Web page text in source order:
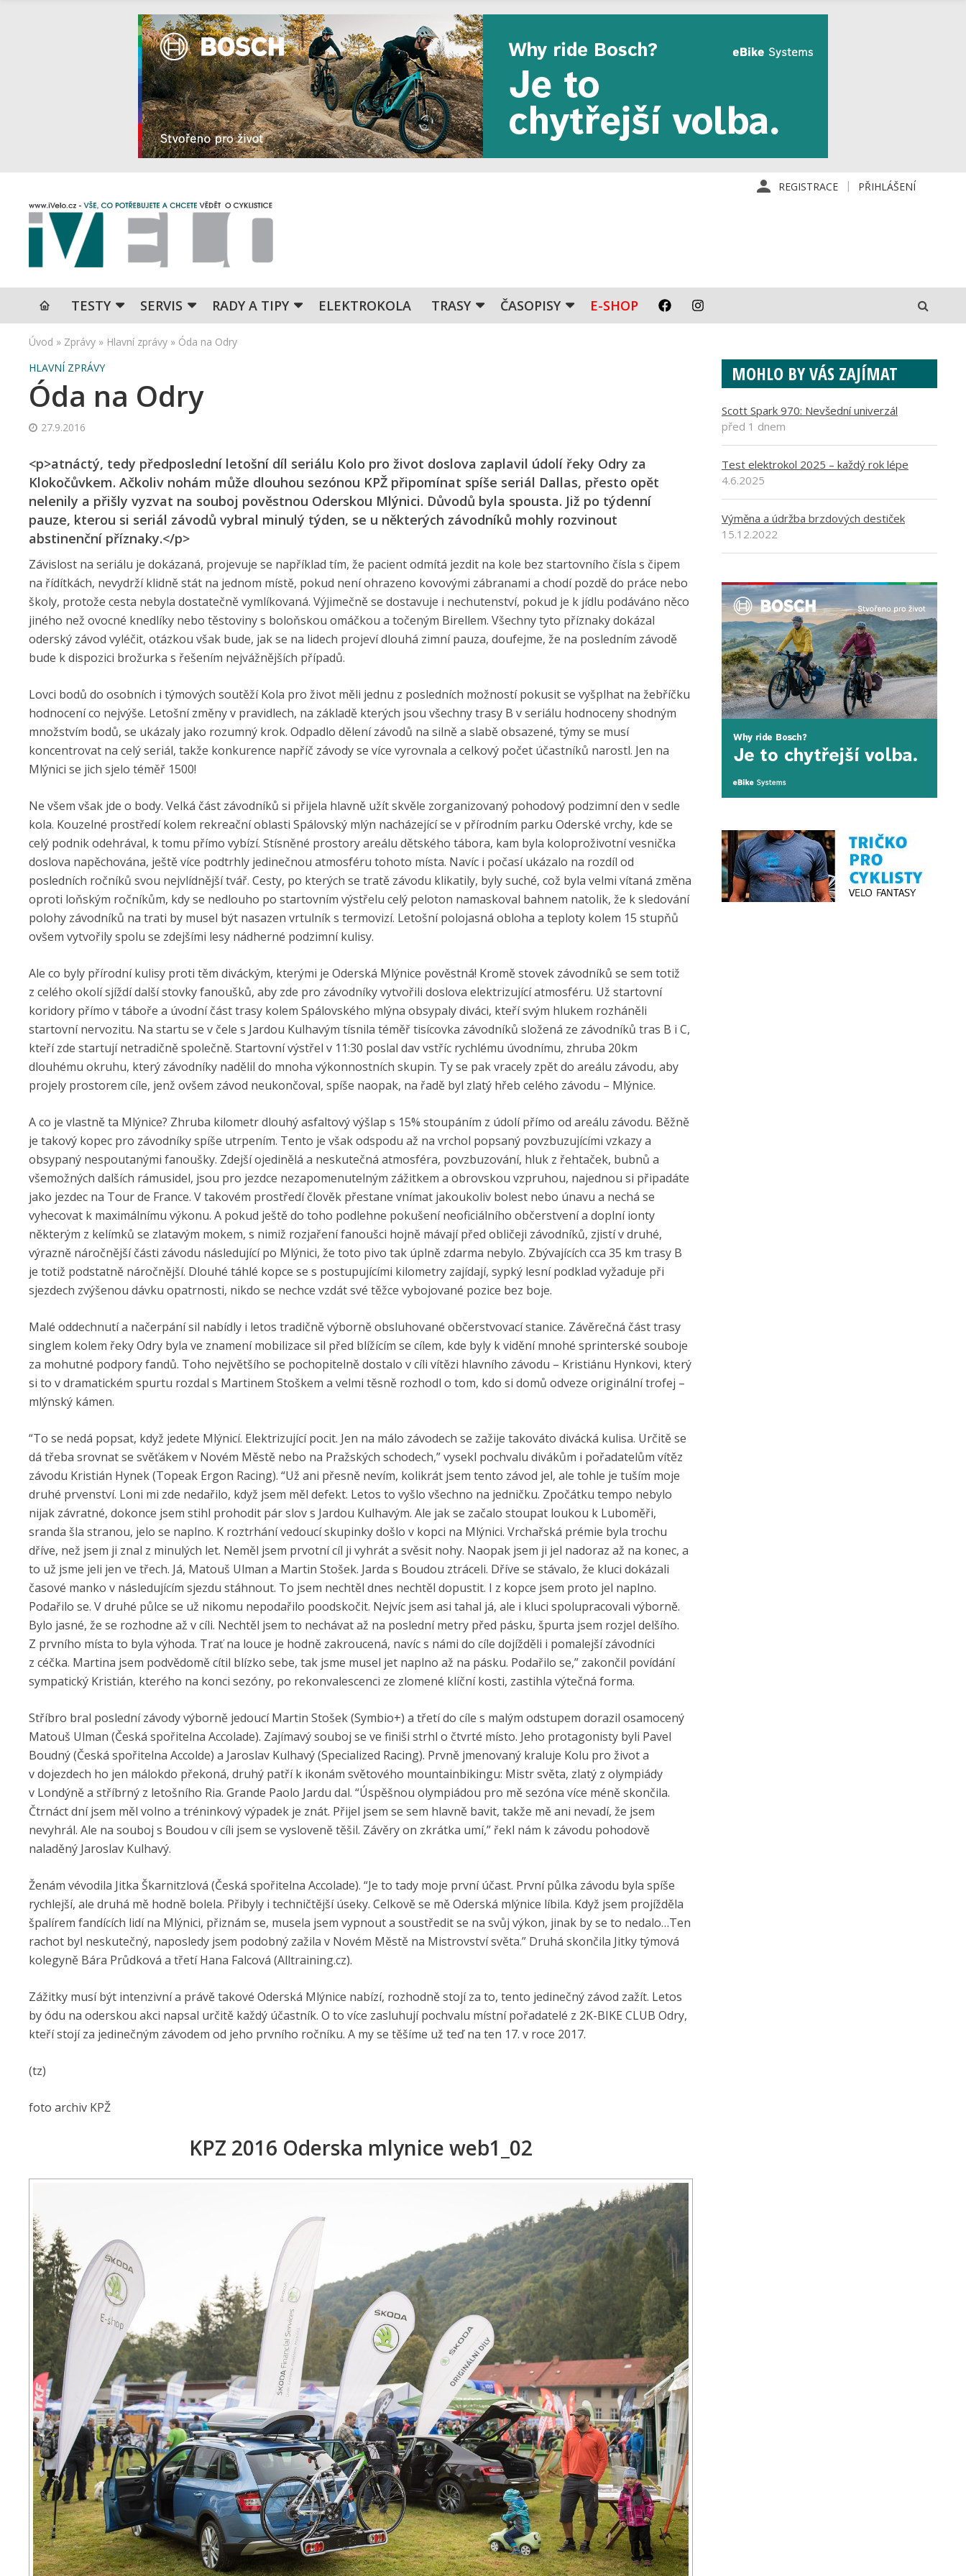
REGISTRACE PŘIHLÁŠENÍ
TESTY SERVIS RADY A TIPY ELEKTROKOLA TRASY ČASOPISY E-SHOP
Úvod » Zprávy » Hlavní zprávy » Óda na Odry
HLAVNÍ ZPRÁVY
Óda na Odry
27.9.2016
<p>atnáctý, tedy předposlední letošní díl seriálu Kolo pro život doslova zaplavil údolí řeky Odry za
Klokočůvkem. Ačkoliv nohám může dlouhou sezónou KPŽ připomínat spíše seriál Dallas, přesto opět
nelenily a přišly vyzvat na souboj pověstnou Oderskou Mlýnici. Důvodů byla spousta. Již po týdenní
pauze, kterou si seriál závodů vybral minulý týden, se u některých závodníků mohly rozvinout
abstinenční příznaky.</p>
Závislost na seriálu je dokázaná, projevuje se například tím, že pacient odmítá jezdit na kole bez startovního čísla s čipem
na řídítkách, nevydrží klidně stát na jednom místě, pokud není ohrazeno kovovými zábranami a chodí pozdě do práce nebo
školy, protože cesta nebyla dostatečně vymlíkovaná. Výjimečně se dostavuje i nechutenství, pokud je k jídlu podáváno něco
jiného než ovocné knedlíky nebo těstoviny s boloňskou omáčkou a točeným Birellem. Všechny tyto příznaky dokázal
oderský závod vyléčit, otázkou však bude, jak se na lidech projeví dlouhá zimní pauza, doufejme, že na posledním závodě
bude k dispozici brožurka s řešením nejvážnějších případů.
Lovci bodů do osobních i týmových soutěží Kola pro život měli jednu z posledních možností pokusit se vyšplhat na žebříčku
hodnocení co nejvýše. Letošní změny v pravidlech, na základě kterých jsou všechny trasy B v seriálu hodnoceny shodným
množstvím bodů, se ukázaly jako rozumný krok. Odpadlo dělení závodů na silně a slabě obsazené, týmy se musí
koncentrovat na celý seriál, takže konkurence napříč závody se více vyrovnala a celkový počet účastníků narostl. Jen na
Mlýnici se jich sjelo téměř 1500!
Ne všem však jde o body. Velká část závodníků si přijela hlavně užít skvěle zorganizovaný pohodový podzimní den v sedle
kola. Kouzelné prostředí kolem rekreační oblasti Spálovský mlýn nacházející se v přírodním parku Oderské vrchy, kde se
celý podnik odehrával, k tomu přímo vybízí. Stísněné prostory areálu dětského tábora, kam byla koloproživotní vesnička
doslova napěchována, ještě více podtrhly jedinečnou atmosféru tohoto místa. Navíc i počasí ukázalo na rozdíl od
posledních ročníků svou nejvlídnější tvář. Cesty, po kterých se tratě závodu klikatily, byly suché, což byla velmi vítaná změna
oproti loňským ročníkům, kdy se nedlouho po startovním výstřelu celý peloton namaskoval bahnem natolik, že k sledování
polohy závodníků na trati by musel být nasazen vrtulník s termovizí. Letošní polojasná obloha a teploty kolem 15 stupňů
ovšem vytvořily spolu se zdejšími lesy nádherné podzimní kulisy.
Ale co byly přírodní kulisy proti těm diváckým, kterými je Oderská Mlýnice pověstná! Kromě stovek závodníků se sem totiž
z celého okolí sjíždí další stovky fanoušků, aby zde pro závodníky vytvořili doslova elektrizující atmosféru. Už startovní
koridory přímo v táboře a úvodní část trasy kolem Spálovského mlýna obsypaly diváci, kteří svým hlukem rozháněli
startovní nervozitu. Na startu se v čele s Jardou Kulhavým tísnila téměř tisícovka závodníků složená ze závodníků tras B i C,
kteří zde startují netradičně společně. Startovní výstřel v 11:30 poslal dav vstříc rychlému úvodnímu, zhruba 20km
dlouhému okruhu, který závodníky nadělil do mnoha výkonnostních skupin. Ty se pak vracely zpět do areálu závodu, aby
projely prostorem cíle, jenž ovšem závod neukončoval, spíše naopak, na řadě byl zlatý hřeb celého závodu – Mlýnice.
A co je vlastně ta Mlýnice? Zhruba kilometr dlouhý asfaltový výšlap s 15% stoupáním z údolí přímo od areálu závodu. Běžně
je takový kopec pro závodníky spíše utrpením. Tento je však odspodu až na vrchol popsaný povzbuzujícími vzkazy a
obsypaný nespoutanými fanoušky. Zdejší ojedinělá a neskutečná atmosféra, povzbuzování, hluk z řehtaček, bubnů a
všemožných dalších rámusidel, jsou pro jezdce nezapomenutelným zážitkem a obrovskou vzpruhou, najednou si připadáte
jako jezdec na Tour de France. V takovém prostředí člověk přestane vnímat jakoukoliv bolest nebo únavu a nechá se
vyhecovat k maximálnímu výkonu. A pokud ještě do toho podlehne pokušení neoficiálního občerstvení a doplní ionty
některým z kelímků se zlatavým mokem, s nimiž rozjaření fanoušci hojně mávají před obličeji závodníků, zjistí v druhé,
výrazně náročnější části závodu následující po Mlýnici, že toto pivo tak úplně zdarma nebylo. Zbývajících cca 35 km trasy B
je totiž podstatně náročnější. Dlouhé táhlé kopce se s postupujícími kilometry zajídají, sypký lesní podklad vyžaduje při
sjezdech zvýšenou dávku opatrnosti, nikdo se nechce vzdát své těžce vybojované pozice bez boje.
Malé oddechnutí a načerpání sil nabídly i letos tradičně výborně obsluhované občerstvovací stanice. Závěrečná část trasy
singlem kolem řeky Odry byla ve znamení mobilizace sil před blížícím se cílem, kde byly k vidění mnohé sprinterské souboje
za mohutné podpory fandů. Toho největšího se pochopitelně dostalo v cíli vítězi hlavního závodu – Kristiánu Hynkovi, který
si to v dramatickém spurtu rozdal s Martinem Stoškem a velmi těsně rozhodl o tom, kdo si domů odveze originální trofej –
mlýnský kámen.
“To se nedá popsat, když jedete Mlýnicí. Elektrizující pocit. Jen na málo závodech se zažije takováto divácká kulisa. Určitě se
dá třeba srovnat se svěťákem v Novém Městě nebo na Pražských schodech,” vysekl pochvalu divákům i pořadatelům vítěz
závodu Kristián Hynek (Topeak Ergon Racing). “Už ani přesně nevím, kolikrát jsem tento závod jel, ale tohle je tuším moje
druhé prvenství. Loni mi zde nedařilo, když jsem měl defekt. Letos to vyšlo všechno na jedničku. Zpočátku tempo nebylo
nijak závratné, dokonce jsem stihl prohodit pár slov s Jardou Kulhavým. Ale jak se začalo stoupat loukou k Luboměři,
sranda šla stranou, jelo se naplno. K roztrhání vedoucí skupinky došlo v kopci na Mlýnici. Vrchařská prémie byla trochu
dříve, než jsem ji znal z minulých let. Neměl jsem prvotní cíl ji vyhrát a svěsit nohy. Naopak jsem ji jel nadoraz až na konec, a
to už jsme jeli jen ve třech. Já, Matouš Ulman a Martin Stošek. Jarda s Boudou ztráceli. Dříve se stávalo, že kluci dokázali
časové manko v následujícím sjezdu stáhnout. To jsem nechtěl dnes nechtěl dopustit. I z kopce jsem proto jel naplno.
Podařilo se. V druhé půlce se už nikomu nepodařilo poodskočit. Nejvíc jsem asi tahal já, ale i kluci spolupracovali výborně.
Bylo jasné, že se rozhodne až v cíli. Nechtěl jsem to nechávat až na poslední metry před pásku, špurta jsem rozjel delšího.
Z prvního místa to byla výhoda. Trať na louce je hodně zakroucená, navíc s námi do cíle dojížděli i pomalejší závodníci
z céčka. Martina jsem podvědomě cítil blízko sebe, tak jsme musel jet naplno až na pásku. Podařilo se,” zakončil povídání
sympatický Kristián, kterého na konci sezóny, po rekonvalescenci ze zlomené klíční kosti, zastihla výtečná forma.
Stříbro bral poslední závody výborně jedoucí Martin Stošek (Symbio+) a třetí do cíle s malým odstupem dorazil osamocený
Matouš Ulman (Česká spořitelna Accolade). Zajímavý souboj se ve finiši strhl o čtvrté místo. Jeho protagonisty byli Pavel
Boudný (Česká spořitelna Accolde) a Jaroslav Kulhavý (Specialized Racing). Prvně jmenovaný kraluje Kolu pro život a
v dojezdech ho jen málokdo překoná, druhý patří k ikonám světového mountainbikingu: Mistr světa, zlatý z olympiády
v Londýně a stříbrný z letošního Ria. Grande Paolo Jardu dal. “Úspěšnou olympiádou pro mě sezóna více méně skončila.
Čtrnáct dní jsem měl volno a tréninkový výpadek je znát. Přijel jsem se sem hlavně bavit, takže mě ani nevadí, že jsem
nevyhrál. Ale na souboj s Boudou v cíli jsem se vysloveně těšil. Závěry on zkrátka umí,” řekl nám k závodu pohodově
naladěný Jaroslav Kulhavý.
Ženám vévodila Jitka Škarnitzlová (Česká spořitelna Accolade). “Je to tady moje první účast. První půlka závodu byla spíše
rychlejší, ale druhá mě hodně bolela. Přibyly i techničtější úseky. Celkově se mě Oderská mlýnice líbila. Když jsem projížděla
špalírem fandících lidí na Mlýnici, přiznám se, musela jsem vypnout a soustředit se na svůj výkon, jinak by se to nedalo…Ten
rachot byl neskutečný, naposledy jsem podobný zažila v Novém Městě na Mistrovství světa.” Druhá skončila Jitky týmová
kolegyně Bára Průdková a třetí Hana Falcová (Alltraining.cz).
Zážitky musí být intenzivní a právě takové Oderská Mlýnice nabízí, rozhodně stojí za to, tento jedinečný závod zažít. Letos
by ódu na oderskou akci napsal určitě každý účastník. O to více zasluhují pochvalu místní pořadatelé z 2K-BIKE CLUB Odry,
kteří stojí za jedinečným závodem od jeho prvního ročníku. A my se těšíme už teď na ten 17. v roce 2017.
(tz)
foto archiv KPŽ
KPZ 2016 Oderska mlynice web1_02
MOHLO BY VÁS ZAJÍMAT
Scott Spark 970: Nevšední univerzál
před 1 dnem
Test elektrokol 2025 – každý rok lépe
4.6.2025
Výměna a údržba brzdových destiček
15.12.2022